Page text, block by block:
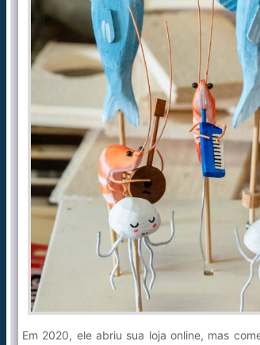
Em 2020, ele abriu sua loja online, mas